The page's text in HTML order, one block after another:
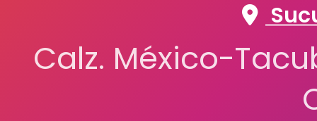
Calz. México-